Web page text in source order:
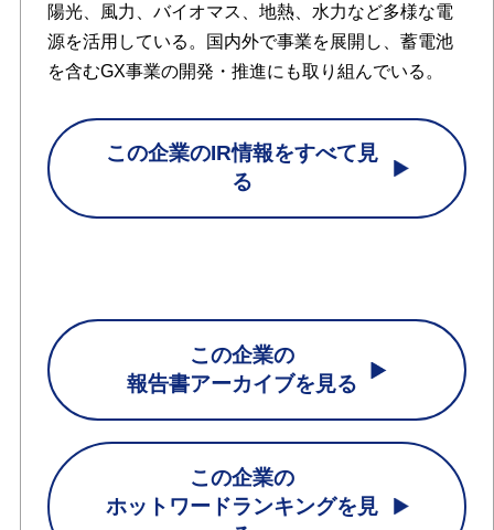
陽光、風力、バイオマス、地熱、水力など多様な電
源を活用している。国内外で事業を展開し、蓄電池
を含むGX事業の開発・推進にも取り組んでいる。
この企業のIR情報をすべて見
る
この企業の
報告書アーカイブを見る
この企業の
ホットワードランキングを見